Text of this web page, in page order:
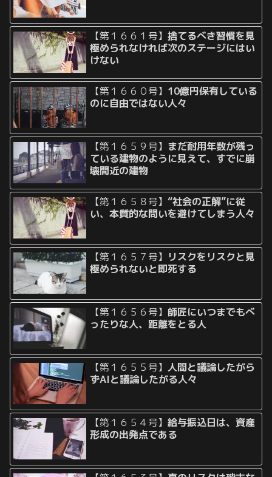
【第１６６１号】捨てるべき習慣を見
極められなければ次のステージにはい
けない
【第１６６０号】 10億円保有している
のに自由ではない人々
【第１６５９号】 まだ耐用年数が残っ
ている建物のように見えて、すでに崩
壊間近の建物
【第１６５８号】“社会の正解”に従
い、本質的な問いを避けてしまう人々
【第１６５７号】 リスクをリスクと見
極められないと即死する
【第１６５６号】 師匠にいつまでもべ
ったりな人、距離をとる人
【第１６５５号】人間と議論したがら
ずAIと議論したがる人々
【第１６５４号】給与振込日は、資産
形成の出発点である